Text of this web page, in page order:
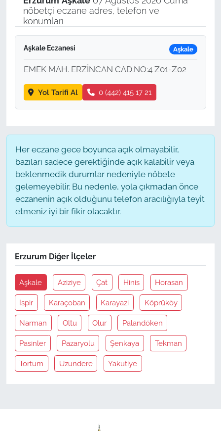
nöbetçi eczane adres, telefon ve
konumları
Aşkale Eczanesi Aşkale
EMEK MAH. ERZİNCAN CAD.NO:4 Z01-Z02
Yol Tarifi Al 0 (442) 415 17 21
Her eczane gece boyunca açık olmayabilir,
bazıları sadece gerektiğinde açık kalabilir veya
beklenmedik durumlar nedeniyle nöbete
gelemeyebilir. Bu nedenle, yola çıkmadan önce
eczanenin açık olduğunu telefon aracılığıyla teyit
etmeniz iyi bir fikir olacaktır.
Erzurum Diğer İlçeler
Aşkale Aziziye Çat Hinis Horasan
İspir Karaçoban Karayazi Köprüköy
Narman Oltu Olur Palandöken
Pasinler Pazaryolu Şenkaya Tekman
Tortum Uzundere Yakutiye